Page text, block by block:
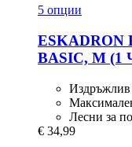
5 опции
ESKADRON
BASIC, M (1
Издръжлив
Лесни за
€ 34,99